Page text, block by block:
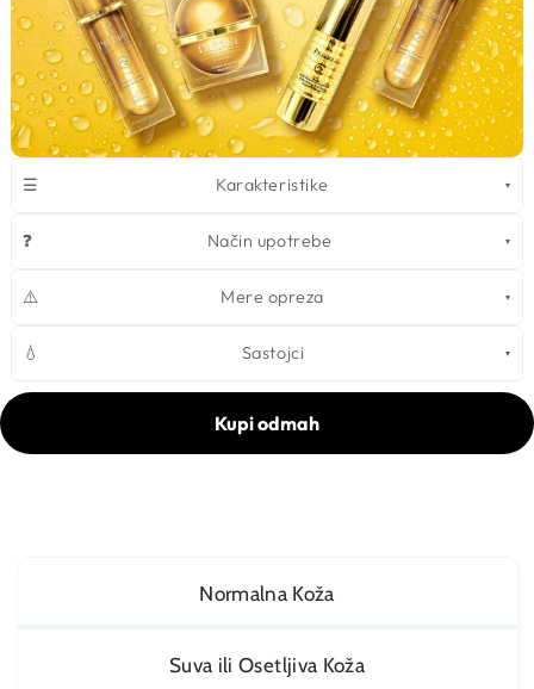
☰ Karakteristike
❓ Način upotrebe
⚠️ Mere opreza
💧 Sastojci
Kupi odmah
Normalna Koža
Suva ili Osetljiva Koža